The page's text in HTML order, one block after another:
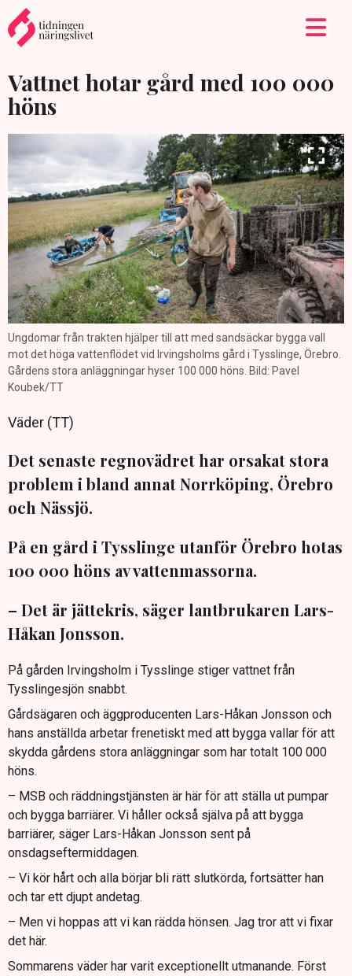
Vattnet hotar gård med 100 000
höns
Ungdomar från trakten hjälper till att med sandsäckar bygga vall
mot det höga vattenflödet vid Irvingsholms gård i Tysslinge, Örebro.
Gårdens stora anläggningar hyser 100 000 höns. Bild: Pavel
Koubek/TT
Väder (TT)
Det senaste regnovädret har orsakat stora
problem i bland annat Norrköping, Örebro
och Nässjö.
På en gård i Tysslinge utanför Örebro hotas
100 000 höns av vattenmassorna.
– Det är jättekris, säger lantbrukaren Lars-
Håkan Jonsson.
På gården Irvingsholm i Tysslinge stiger vattnet från
Tysslingesjön snabbt.
Gårdsägaren och äggproducenten Lars-Håkan Jonsson och
hans anställda arbetar frenetiskt med att bygga vallar för att
skydda gårdens stora anläggningar som har totalt 100 000
höns.
– MSB och räddningstjänsten är här för att ställa ut pumpar
och bygga barriärer. Vi håller också själva på att bygga
barriärer, säger Lars-Håkan Jonsson sent på
onsdagseftermiddagen.
– Vi kör hårt och alla börjar bli rätt slutkörda, fortsätter han
och tar ett djupt andetag.
– Men vi hoppas att vi kan rädda hönsen. Jag tror att vi fixar
det här.
Sommarens väder har varit exceptionellt utmanande. Först